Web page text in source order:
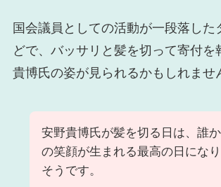
国会議員としての活動が一段落した
どで、バッサリと髪を切って寄付を
貴博氏の姿が見られるかもしれませ
安野貴博氏が髪を切る日は、誰か
の笑顔が生まれる最高の日になり
そうです。